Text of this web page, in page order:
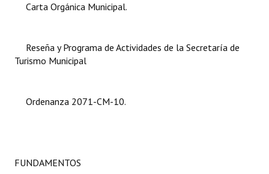
Reglamento Interno
Organigrama
Dictámenes Asesoría Letrada
Carta Orgánica Municipal.
Reseña y Programa de Actividades de la Secretaría de
Turismo Municipal
Ordenanza 2071-CM-10.
FUNDAMENTOS